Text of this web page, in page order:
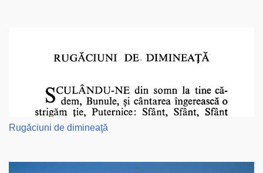
Rugăciuni de dimineaţă